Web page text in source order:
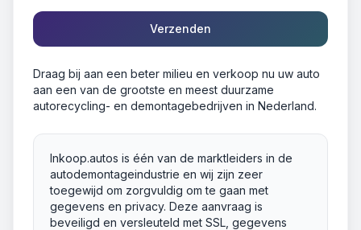
Verzenden
Draag bij aan een beter milieu en verkoop nu uw auto
aan een van de grootste en meest duurzame
autorecycling- en demontagebedrijven in Nederland.
Inkoop.autos is één van de marktleiders in de
autodemontageindustrie en wij zijn zeer
toegewijd om zorgvuldig om te gaan met
gegevens en privacy. Deze aanvraag is
beveiligd en versleuteld met SSL, gegevens